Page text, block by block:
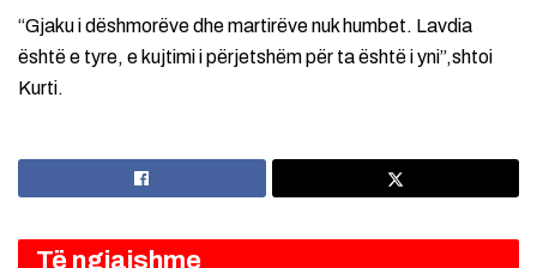
“Gjaku i dëshmorëve dhe martirëve nuk humbet. Lavdia
është e tyre, e kujtimi i përjetshëm për ta është i yni”,shtoi
Kurti.
Të ngjajshme